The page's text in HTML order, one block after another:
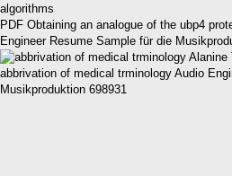
PDF Obtaining an analogue of the ubp4
Engineer Resume Sample für die
abbrivation of medical trminology Audio
Musikproduktion 698931